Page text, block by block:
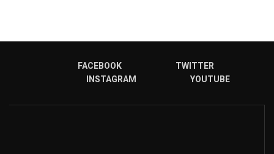
FACEBOOK
TWITTER
INSTAGRAM
YOUTUBE